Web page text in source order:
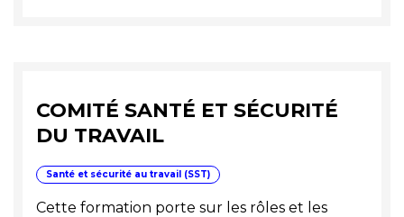
COMITÉ SANTÉ ET SÉCURITÉ
DU TRAVAIL
Santé et sécurité au travail (SST)
Cette formation porte sur les rôles et les